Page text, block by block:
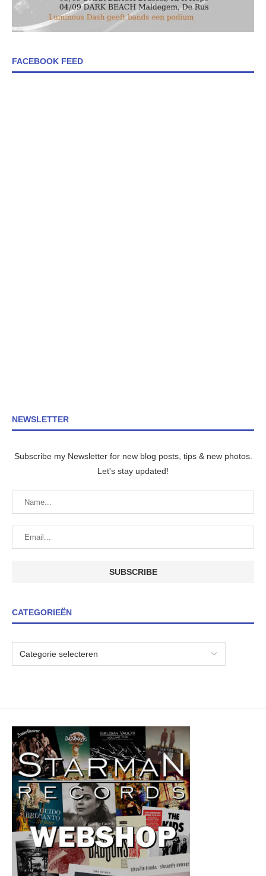
FACEBOOK FEED
NEWSLETTER
Subscribe my Newsletter for new blog posts, tips & new photos.
Let's stay updated!
CATEGORIEËN